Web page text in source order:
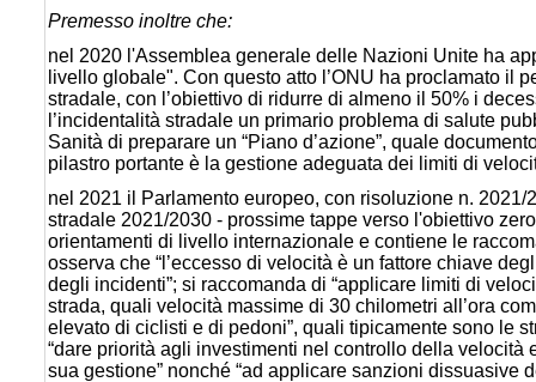
Premesso inoltre che:
nel 2020 l'Assemblea generale delle Nazioni Unite ha
livello globale". Con questo atto l’ONU ha proclamato il
stradale, con l’obiettivo di ridurre di almeno il 50% i
l’incidentalità stradale un primario problema di salute
Sanità di preparare un “Piano d’azione”, quale
pilastro portante è la gestione adeguata dei limiti di
nel 2021 il Parlamento europeo, con risoluzione n.
stradale 2021/2030 - prossime tappe verso l'obiettivo
orientamenti di livello internazionale e contiene le
osserva che “l’eccesso di velocità è un fattore chiave
degli incidenti”; si raccomanda di “applicare limiti di
strada, quali velocità massime di 30 chilometri all’ora
elevato di ciclisti e di pedoni”, quali tipicamente sono le
“dare priorità agli investimenti nel controllo della
sua gestione” nonché “ad applicare sanzioni dissuasive